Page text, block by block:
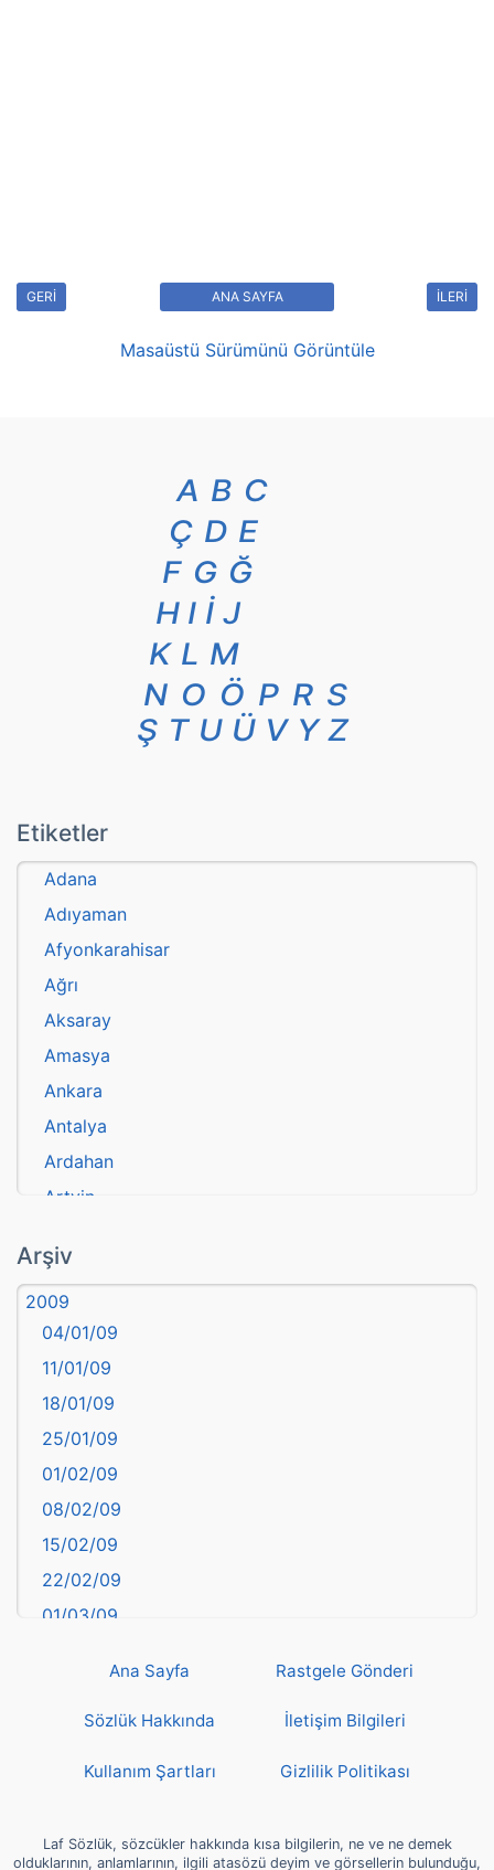
GERİ İLERİ
ANA SAYFA
Masaüstü Sürümünü Görüntüle
A B C
Ç D E
F G Ğ
H I İ J
K L M
N O Ö P R S
Ş T U Ü V Y Z
Etiketler
Adana
Adıyaman
Afyonkarahisar
Ağrı
Aksaray
Amasya
Ankara
Antalya
Ardahan
Artvin
Aydın
Balıkesir
Bartın
başkentler
Batman
Bayburt
Bilecik
Bingöl
Bitlis
Bolu
Burdur
Çankırı
Çorum
deyim
Arşiv
2009
04/01/09
11/01/09
18/01/09
25/01/09
01/02/09
08/02/09
15/02/09
22/02/09
01/03/09
22/03/09
19/04/09
Ana Sayfa Rastgele Gönderi
Sözlük Hakkında İletişim Bilgileri
Kullanım Şartları Gizlilik Politikası
Laf Sözlük, sözcükler hakkında kısa bilgilerin, ne ve ne demek
olduklarının, anlamlarının, ilgili atasözü deyim ve görsellerin bulunduğu,